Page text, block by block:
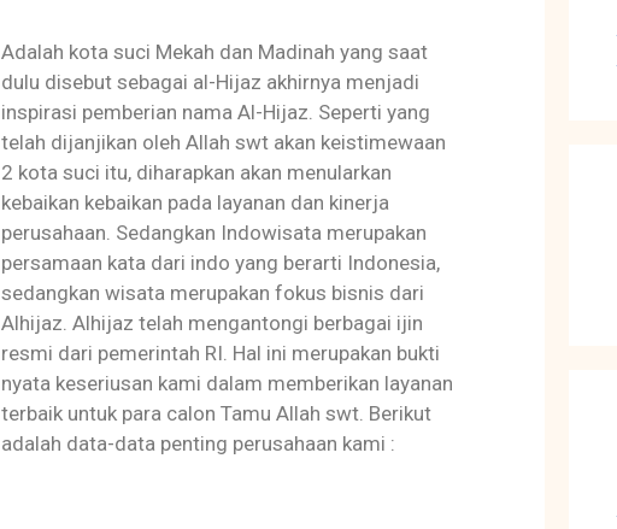
Adalah kota suci Mekah dan Madinah yang saat
dulu disebut sebagai al-Hijaz akhirnya menjadi
inspirasi pemberian nama Al-Hijaz. Seperti yang
telah dijanjikan oleh Allah swt akan keistimewaan
2 kota suci itu, diharapkan akan menularkan
kebaikan kebaikan pada layanan dan kinerja
perusahaan. Sedangkan Indowisata merupakan
persamaan kata dari indo yang berarti Indonesia,
sedangkan wisata merupakan fokus bisnis dari
Alhijaz. Alhijaz telah mengantongi berbagai ijin
resmi dari pemerintah RI. Hal ini merupakan bukti
nyata keseriusan kami dalam memberikan layanan
terbaik untuk para calon Tamu Allah swt. Berikut
adalah data-data penting perusahaan kami :